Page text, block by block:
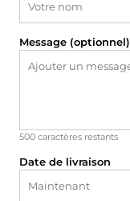
Message (optionnel)
500 caractères restants
Date de livraison